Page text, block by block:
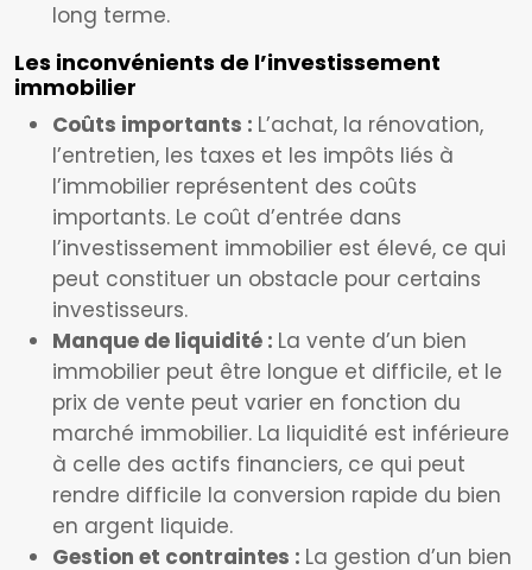
long terme.
Les inconvénients de l’investissement
immobilier
Coûts importants : L’achat, la rénovation,
l’entretien, les taxes et les impôts liés à
l’immobilier représentent des coûts
importants. Le coût d’entrée dans
l’investissement immobilier est élevé, ce qui
peut constituer un obstacle pour certains
investisseurs.
Manque de liquidité : La vente d’un bien
immobilier peut être longue et difficile, et le
prix de vente peut varier en fonction du
marché immobilier. La liquidité est inférieure
à celle des actifs financiers, ce qui peut
rendre difficile la conversion rapide du bien
en argent liquide.
Gestion et contraintes : La gestion d’un bien